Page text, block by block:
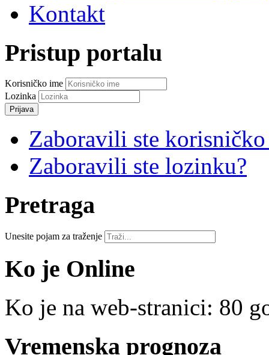
Kontakt
Pristup portalu
Korisničko ime
Lozinka
Prijava
Zaboravili ste korisničko
Zaboravili ste lozinku?
Pretraga
Unesite pojam za traženje
Ko je Online
Ko je na web-stranici: 80
Vremenska prognoza